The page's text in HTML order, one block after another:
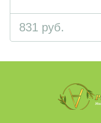
831 руб.